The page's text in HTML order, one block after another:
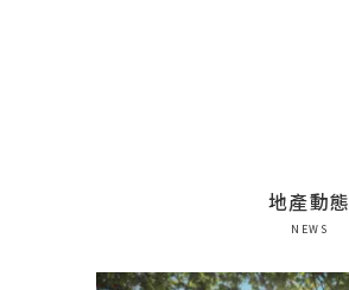
地產動態
NEWS